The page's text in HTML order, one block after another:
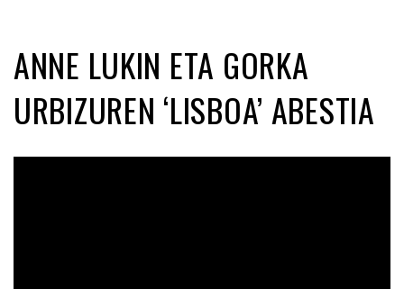
ANNE LUKIN ETA GORKA
URBIZUREN ‘LISBOA’ ABESTIA